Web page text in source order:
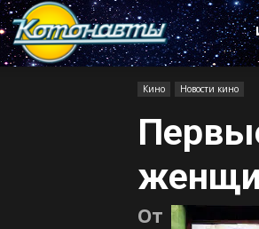
Котонавты
Кино Новости кино
От